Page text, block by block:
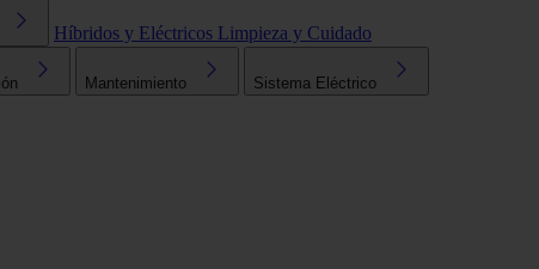
Híbridos y Eléctricos Limpieza y Cuidado
Mantenimiento Sistema Eléctrico